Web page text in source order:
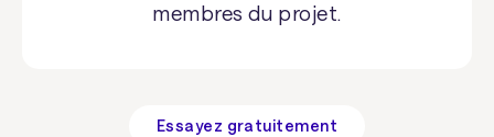
membres du projet.
Essayez gratuitement